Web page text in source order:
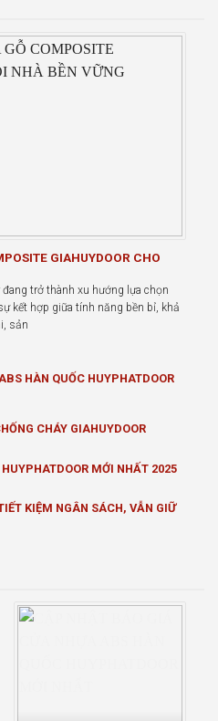
GIAHUYDOOR CHO
trở thành xu hướng lựa chọn
kết hợp giữa tính năng bền bỉ, khả
sản
HÀN QUỐC HUYPHATDOOR
CHÁY GIAHUYDOOR
MỚI NHẤT 2025
KIỆM NGÂN SÁCH, VẪN GIỮ